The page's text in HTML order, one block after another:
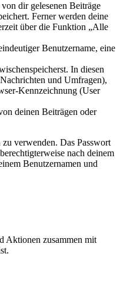
dir gelesenen Beiträge
Ferner werden deine
über die Funktion „Alle
Benutzername, eine
In diesen
und Umfragen),
Kennzeichnung (User
deinen Beiträgen oder
verwenden. Das Passwort
nach deinem
Benutzernamen und
Aktionen zusammen mit